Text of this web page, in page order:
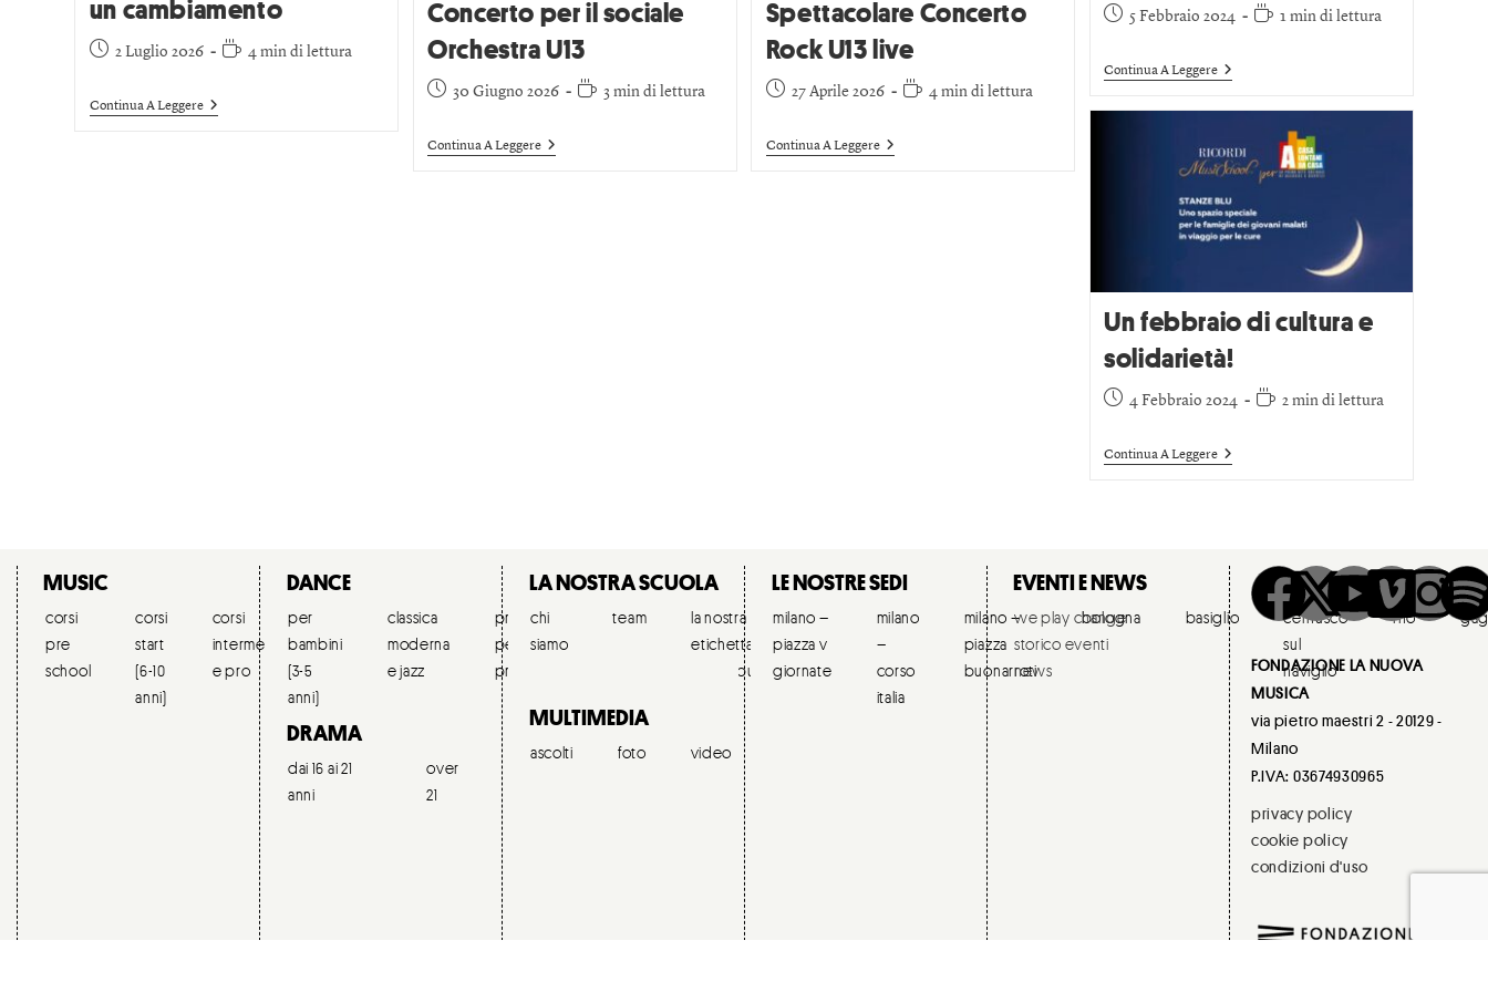
un cambiamento
2 Luglio 2026 4 min di lettura
Continua A Leggere
Concerto per il sociale
Orchestra U13
30 Giugno 2026 3 min di lettura
Continua A Leggere
Spettacolare Concerto
Rock U13 live
27 Aprile 2026 4 min di lettura
Continua A Leggere
5 Febbraio 2024 1 min di lettura
Continua A Leggere
Un febbraio di cultura e
solidarietà!
4 Febbraio 2024 2 min di lettura
Continua A Leggere
MUSIC
corsi
pre
school
corsi
start
(6-10
anni)
corsi
intermedi
e pro
dipartimento
nuove
tecnologie
orchestre
ricordi
per le
scuole
pubbliche
corsi
estivi
DANCE
per
bambini
(3-5
anni)
classica
moderna
e jazz
preparazione
per ballerini
professionisti
DRAMA
dai 16 ai 21
anni
over
21
LA NOSTRA SCUOLA
chi
siamo
team
la nostra
etichetta
collaborazione
& partners
lavora
con
noi
MULTIMEDIA
ascolti foto video
LE NOSTRE SEDI
milano –
piazza v
giornate
milano
–
corso
italia
milano –
piazza
buonarroti
bologna basiglio
cernusco
sul
naviglio
rho
EVENTI E NEWS
we play change
storico eventi
news
FONDAZIONE LA NUOVA
MUSICA
via pietro maestri 2 - 20129 -
Milano
P.IVA: 03674930965
privacy policy
cookie policy
condizioni d'uso